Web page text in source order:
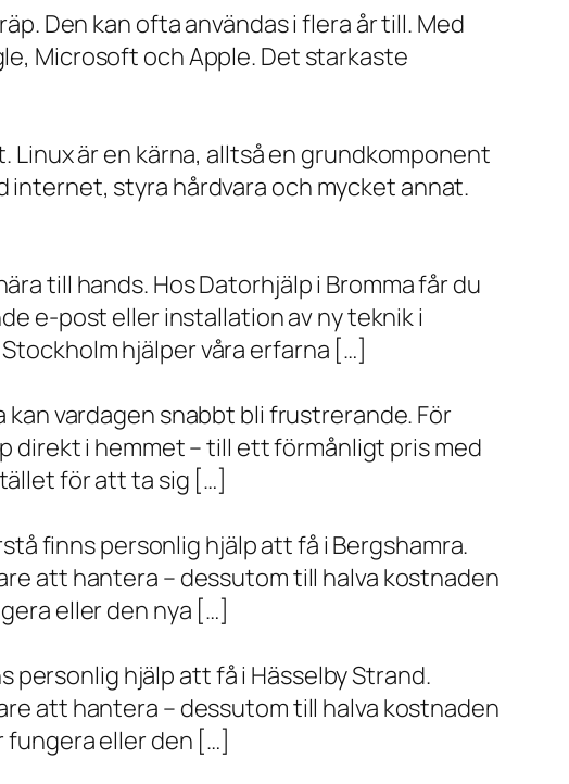
Den kan ofta användas i flera år till. Med
Microsoft och Apple. Det starkaste
Linux är en kärna, alltså en grundkomponent
styra hårdvara och mycket annat.
till hands. Hos Datorhjälp i Bromma får du
e-post eller installation av ny teknik i
hjälper våra erfarna […]
vardagen snabbt bli frustrerande. För
direkt i hemmet – till ett förmånligt pris med
för att ta sig […]
finns personlig hjälp att få i Bergshamra.
att hantera – dessutom till halva kostnaden
eller den nya […]
personlig hjälp att få i Hässelby Strand.
att hantera – dessutom till halva kostnaden
fungera eller den […]